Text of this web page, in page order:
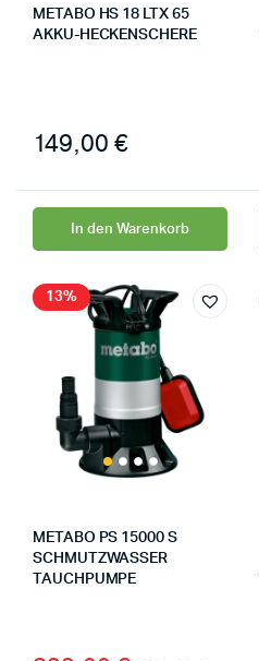
METABO HS 18 LTX 65
AKKU-HECKENSCHERE
149,00 €
In den Warenkorb
13%
METABO PS 15000 S
SCHMUTZWASSER
TAUCHPUMPE